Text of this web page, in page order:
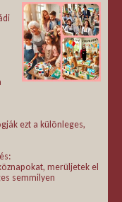
ezt a különleges,
merüljetek el
semmilyen